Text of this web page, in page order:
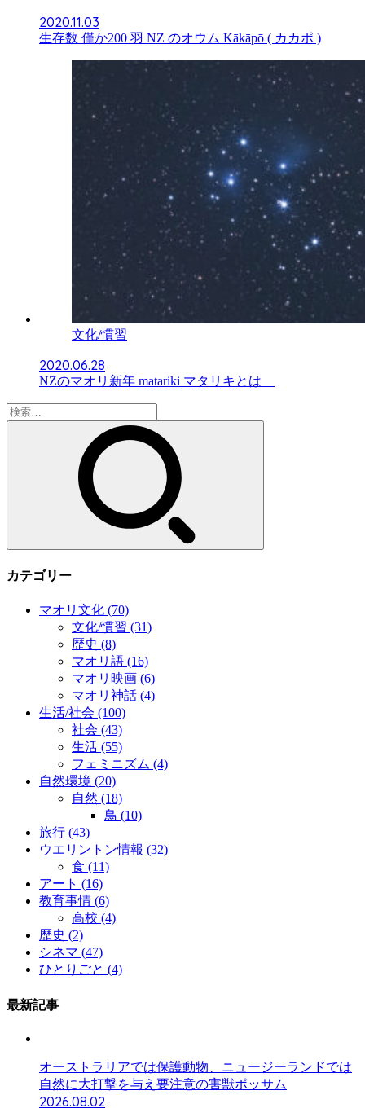
2020.11.03
生存数 僅か200 羽 NZ のオウム Kākāpō ( カカポ )
文化/慣習
2020.06.28
NZのマオリ新年 matariki マタリキとは
検
索:
カテゴリー
マオリ文化 (70)
文化/慣習 (31)
歴史 (8)
マオリ語 (16)
マオリ映画 (6)
マオリ神話 (4)
生活/社会 (100)
社会 (43)
生活 (55)
フェミニズム (4)
自然環境 (20)
自然 (18)
鳥 (10)
旅行 (43)
ウエリントン情報 (32)
食 (11)
アート (16)
教育事情 (6)
高校 (4)
歴史 (2)
シネマ (47)
ひとりごと (4)
最新記事
オーストラリアでは保護動物、ニュージーランドでは
自然に大打撃を与え要注意の害獣ポッサム
2026.08.02